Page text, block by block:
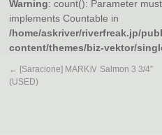
Warning: count(): Parameter
implements Countable in
/home/askriver/riverfreak.jp/
content/themes/biz-vektor/
← [Saracione] MARKⅣ Salmon 3 3/4″
(USED)